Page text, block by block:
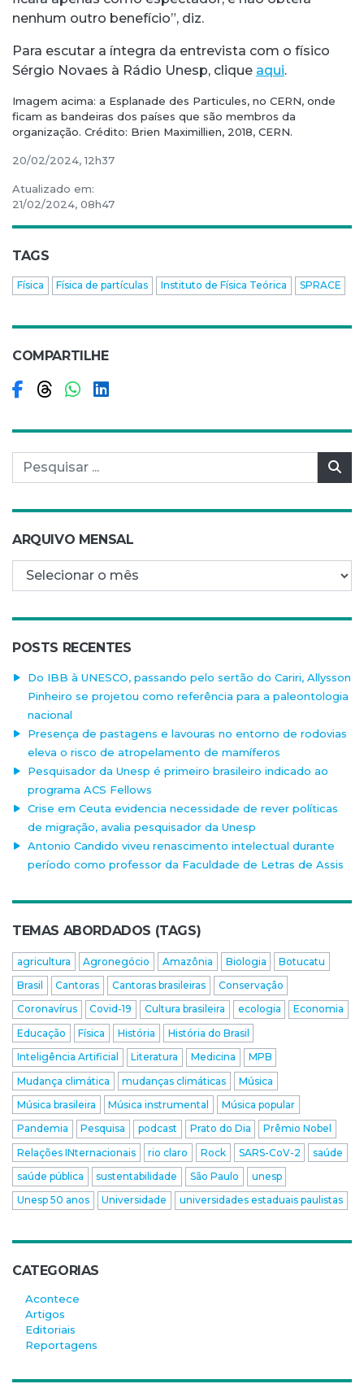
nenhum outro benefício”, diz.
Para escutar a íntegra da entrevista com o físico
Sérgio Novaes à Rádio Unesp, clique aqui.
Imagem acima: a Esplanade des Particules, no CERN, onde
ficam as bandeiras dos países que são membros da
organização. Crédito: Brien Maximillien, 2018, CERN.
20/02/2024, 12h37
Atualizado em:
21/02/2024, 08h47
TAGS
Física Física de partículas Instituto de Física Teórica SPRACE
COMPARTILHE
Compartilhar no Facebook
Compartilhar no Threads
Compartilhar no WhatsApp
Compartilhar no LinkedIn
Pesquisar por:
ARQUIVO MENSAL
Arquivo mensal
POSTS RECENTES
Do IBB à UNESCO, passando pelo sertão do Cariri, Allysson
Pinheiro se projetou como referência para a paleontologia
nacional
Presença de pastagens e lavouras no entorno de rodovias
eleva o risco de atropelamento de mamíferos
Pesquisador da Unesp é primeiro brasileiro indicado ao
programa ACS Fellows
Crise em Ceuta evidencia necessidade de rever políticas
de migração, avalia pesquisador da Unesp
Antonio Candido viveu renascimento intelectual durante
período como professor da Faculdade de Letras de Assis
TEMAS ABORDADOS (TAGS)
agricultura Agronegócio Amazônia Biologia
Botucatu
Brasil
Cantoras Cantoras brasileiras
Conservação
Coronavírus
Covid-19 Cultura brasileira ecologia
Economia
Educação
Física História
História do Brasil
Inteligência Artificial
Literatura Medicina
MPB
Mudança climática
mudanças climáticas
Música
Música brasileira
Música instrumental
Música popular
Pandemia
Pesquisa podcast Prato do Dia
Prêmio Nobel
Relações INternacionais
rio claro Rock SARS-CoV-2
saúde
saúde pública
sustentabilidade São Paulo
unesp
Unesp 50 anos
Universidade universidades estaduais paulistas
CATEGORIAS
Acontece
Artigos
Editoriais
Reportagens